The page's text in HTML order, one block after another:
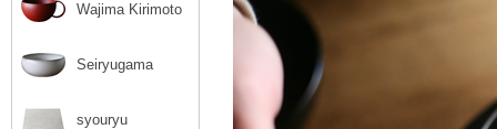
Wajima Kirimoto
Seiryugama
syouryu